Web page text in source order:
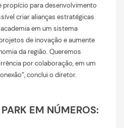
propício para desenvolvimento
criar alianças estratégicas
em um sistema
de inovação e aumente
da região. Queremos
por colaboração, em um
conclui o diretor.
EM NÚMEROS: